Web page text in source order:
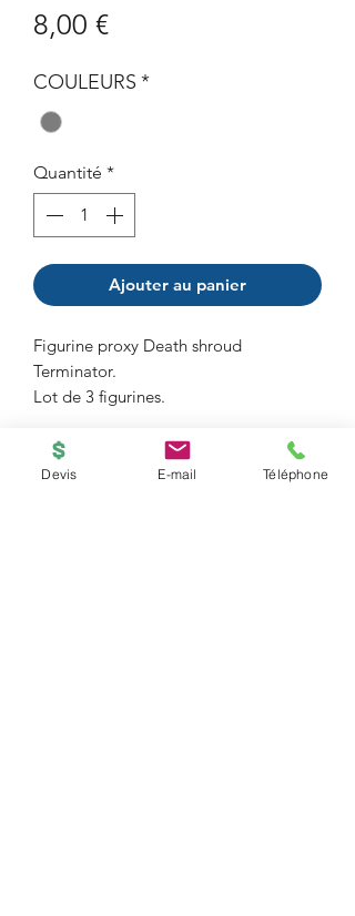
8,00 €Prix
COULEURS *
Quantité *
Ajouter au panier
Figurine proxy Death shroud
Terminator.
Lot de 3 figurines.
vendu en kit sans socle.
Devis E-mail Téléphone